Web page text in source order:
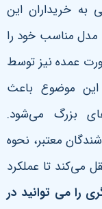
به خریداران این
مدل مناسب خود را
عمده نیز توسط
این موضوع باعث
بزرگ می‌شود.
معتبر، نحوه
می‌کند تا عملکرد
را می توانید در